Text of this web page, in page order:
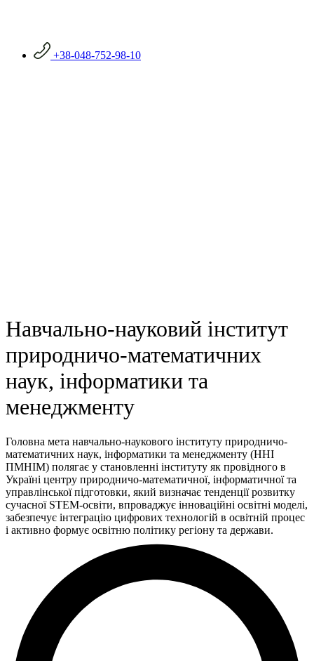
+38-048-752-98-10
Навчально-науковий інститут
природничо-математичних
наук, інформатики та
менеджменту
Головна мета навчально-наукового інституту природничо-
математичних наук, інформатики та менеджменту (ННІ
ПМНІМ) полягає у становленні інституту як провідного в
Україні центру природничо-математичної, інформатичної та
управлінської підготовки, який визначає тенденції розвитку
сучасної STEM-освіти, впроваджує інноваційні освітні моделі,
забезпечує інтеграцію цифрових технологій в освітній процес
і активно формує освітню політику регіону та держави.